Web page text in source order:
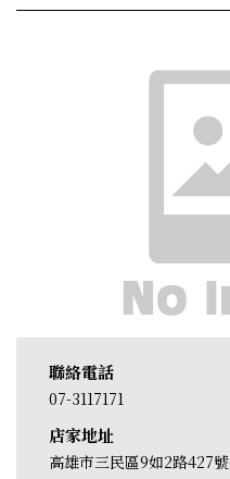
聯絡電話
07-3117171
店家地址
高雄市三民區9如2路427號